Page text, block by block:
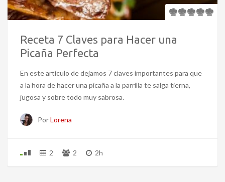
Receta 7 Claves para Hacer una
Picaña Perfecta
En este artículo de dejamos 7 claves importantes para que
a la hora de hacer una picaña a la parrilla te salga tierna,
jugosa y sobre todo muy sabrosa.
PorLorena
2 2 2h